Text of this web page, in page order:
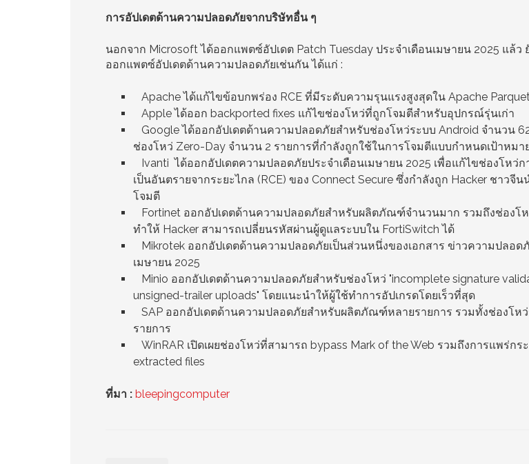
การอัปเดตด้านความปลอดภัยจากบริษัทอื่น ๆ
นอกจาก Microsoft ได้ออกแพตซ์อัปเดต Patch Tuesday ประจำเดือนเมษายน 2025 แล้ว
ออกแพตซ์อัปเดตด้านความปลอดภัยเช่นกัน ได้แก่ :
Apache ได้แก้ไขข้อบกพร่อง RCE ที่มีระดับความรุนแรงสูงสุดใน Apache
Apple ได้ออก backported fixes แก้ไขช่องโหว่ที่ถูกโจมตีสำหรับอุปกรณ์รุ่นเก่า
Google ได้ออกอัปเดตด้านความปลอดภัยสำหรับช่องโหว่ระบบ Android จำนวน
ช่องโหว่ Zero-Day จำนวน 2 รายการที่กำลังถูกใช้ในการโจมตีแบบกำหนดเป้าหมา
Ivanti ได้ออกอัปเดตความปลอดภัยประจำเดือนเมษายน 2025 เพื่อแก้ไขช่องโหว่ก
เป็นอันตรายจากระยะไกล (RCE) ของ Connect Secure ซึ่งกำลังถูก Hacker ชาวจี
โจมตี
Fortinet ออกอัปเดตด้านความปลอดภัยสำหรับผลิตภัณฑ์จำนวนมาก รวมถึงช่องโห
ทำให้ Hacker สามารถเปลี่ยนรหัสผ่านผู้ดูแลระบบใน FortiSwitch ได้
Mikrotek ออกอัปเดตด้านความปลอดภัยเป็นส่วนหนึ่งของเอกสาร ข่าวความปลอด
เมษายน 2025
Minio ออกอัปเดตด้านความปลอดภัยสำหรับช่องโหว่ "incomplete signature
unsigned-trailer uploads" โดยแนะนำให้ผู้ใช้ทำการอัปเกรดโดยเร็วที่สุด
SAP ออกอัปเดตด้านความปลอดภัยสำหรับผลิตภัณฑ์หลายรายการ รวมทั้งช่องโหว่
รายการ
WinRAR เปิดเผยช่องโหว่ที่สามารถ bypass Mark of the Web รวมถึงการแพร่กร
extracted files
ที่มา : bleepingcomputer